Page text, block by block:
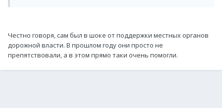
Честно говоря, сам был в шоке от поддержки местных органов
дорожной власти. В прошлом году они просто не
препятствовали, а в этом прямо таки очень помогли.